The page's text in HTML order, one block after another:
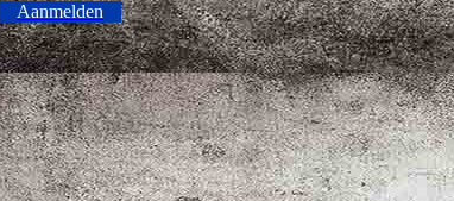
Aanmelden